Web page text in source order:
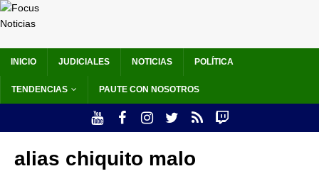
INICIO JUDICIALES NOTICIAS POLÍTICA
TENDENCIAS PAUTE CON NOSOTROS
alias chiquito malo